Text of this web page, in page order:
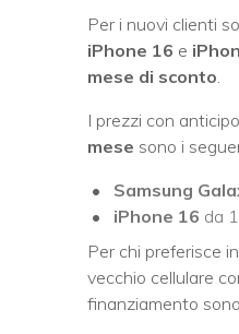
Per i nuovi clienti
iPhone 16 e
mese di sconto
I prezzi con
mese sono i
Samsung
iPhone 16 da
Per chi preferisce
vecchio cellulare
finanziamento